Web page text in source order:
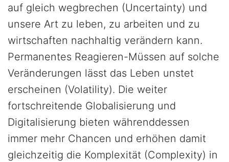
auf gleich wegbrechen (Uncertainty) und
unsere Art zu leben, zu arbeiten und zu
wirtschaften nachhaltig verändern kann.
Permanentes Reagieren-Müssen auf solche
Veränderungen lässt das Leben unstet
erscheinen (Volatility). Die weiter
fortschreitende Globalisierung und
Digitalisierung bieten währenddessen
immer mehr Chancen und erhöhen damit
gleichzeitig die Komplexität (Complexity) in